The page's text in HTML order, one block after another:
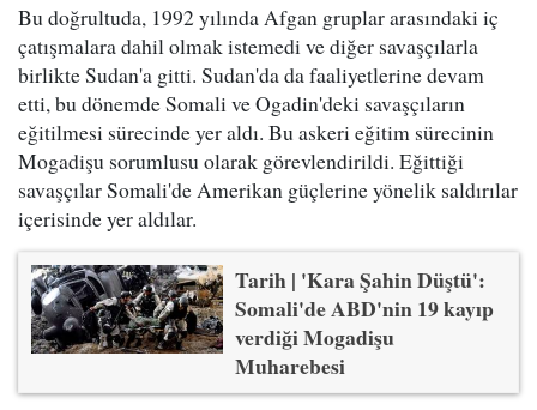
Bu doğrultuda, 1992 yılında Afgan gruplar arasındaki iç
çatışmalara dahil olmak istemedi ve diğer savaşçılarla
birlikte Sudan'a gitti. Sudan'da da faaliyetlerine devam
etti, bu dönemde Somali ve Ogadin'deki savaşçıların
eğitilmesi sürecinde yer aldı. Bu askeri eğitim sürecinin
Mogadişu sorumlusu olarak görevlendirildi. Eğittiği
savaşçılar Somali'de Amerikan güçlerine yönelik saldırılar
içerisinde yer aldılar.
Tarih | 'Kara Şahin Düştü':
Somali'de ABD'nin 19 kayıp
verdiği Mogadişu
Muharebesi